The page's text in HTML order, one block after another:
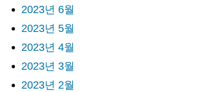
2023년 6월
2023년 5월
2023년 4월
2023년 3월
2023년 2월